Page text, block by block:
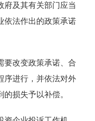
及其有关部门应当
依法作出的政策承诺
要改变政策承诺、合
序进行，并依法对外
损失予以补偿。